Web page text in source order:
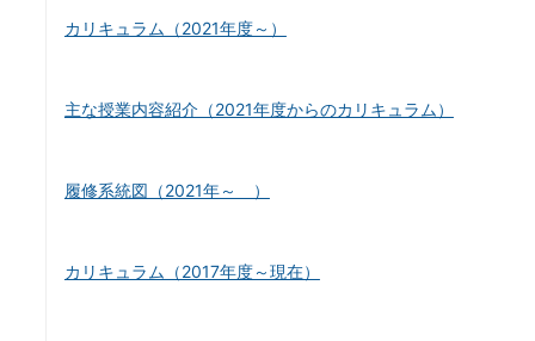
カリキュラム（2021年度～）
主な授業内容紹介（2021年度からのカリキュラム）
履修系統図（2021年～ ）
カリキュラム（2017年度～現在）